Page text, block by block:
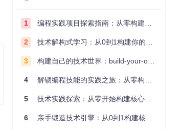
1 编程实践项目探索指南：从零构建技术能力体系
2 技术解构式学习：从0到1构建你的编程知识体系
3 构建自己的技术世界：build-your-own-x项目的实践探索指南
4 解锁编程技能的实践之旅：从零构建你的技术世界
5 技术实践探索：从零开始构建核心系统的实践指南
6 亲手锻造技术引擎：从0到1构建核心系统的实践指南